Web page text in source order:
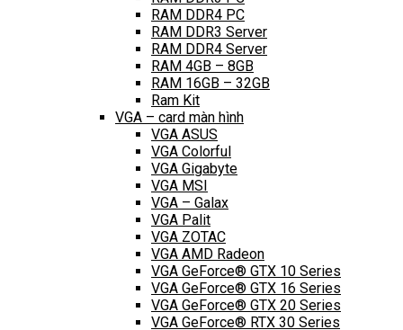
RAM DDR4 PC
RAM DDR3 Server
RAM DDR4 Server
RAM 4GB – 8GB
RAM 16GB – 32GB
Ram Kit
VGA – card màn hình
VGA ASUS
VGA Colorful
VGA Gigabyte
VGA MSI
VGA – Galax
VGA Palit
VGA ZOTAC
VGA AMD Radeon
VGA GeForce® GTX 10 Series
VGA GeForce® GTX 16 Series
VGA GeForce® GTX 20 Series
VGA GeForce® RTX 30 Series